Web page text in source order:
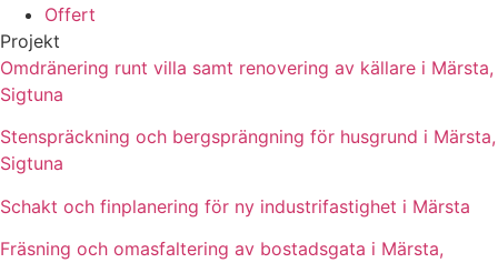
Offert
Projekt
Omdränering runt villa samt renovering av källare i Märsta,
Sigtuna
Stenspräckning och bergsprängning för husgrund i Märsta,
Sigtuna
Schakt och finplanering för ny industrifastighet i Märsta
Fräsning och omasfaltering av bostadsgata i Märsta,